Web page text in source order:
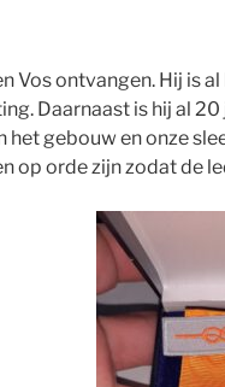
Vos ontvangen. Hij is
Daarnaast is hij al
het gebouw en onze
op orde zijn zodat de